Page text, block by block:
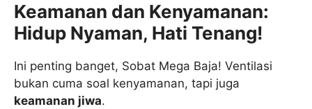
Keamanan dan Kenyamanan:
Hidup Nyaman, Hati Tenang!
Ini penting banget, Sobat Mega Baja! Ventilasi
bukan cuma soal kenyamanan, tapi juga
keamanan jiwa.